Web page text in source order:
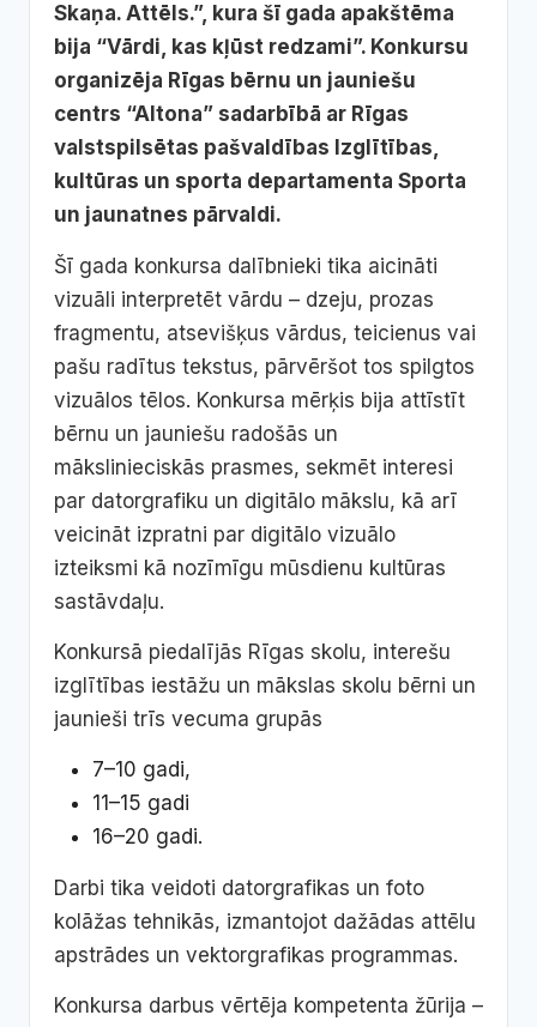
Skaņa. Attēls.”, kura šī gada apakštēma
bija “Vārdi, kas kļūst redzami”. Konkursu
organizēja Rīgas bērnu un jauniešu
centrs “Altona” sadarbībā ar Rīgas
valstspilsētas pašvaldības Izglītības,
kultūras un sporta departamenta Sporta
un jaunatnes pārvaldi.
Šī gada konkursa dalībnieki tika aicināti
vizuāli interpretēt vārdu – dzeju, prozas
fragmentu, atsevišķus vārdus, teicienus vai
pašu radītus tekstus, pārvēršot tos spilgtos
vizuālos tēlos. Konkursa mērķis bija attīstīt
bērnu un jauniešu radošās un
mākslinieciskās prasmes, sekmēt interesi
par datorgrafiku un digitālo mākslu, kā arī
veicināt izpratni par digitālo vizuālo
izteiksmi kā nozīmīgu mūsdienu kultūras
sastāvdaļu.
Konkursā piedalījās Rīgas skolu, interešu
izglītības iestāžu un mākslas skolu bērni un
jaunieši trīs vecuma grupās
7–10 gadi,
11–15 gadi
16–20 gadi.
Darbi tika veidoti datorgrafikas un foto
kolāžas tehnikās, izmantojot dažādas attēlu
apstrādes un vektorgrafikas programmas.
Konkursa darbus vērtēja kompetenta žūrija –